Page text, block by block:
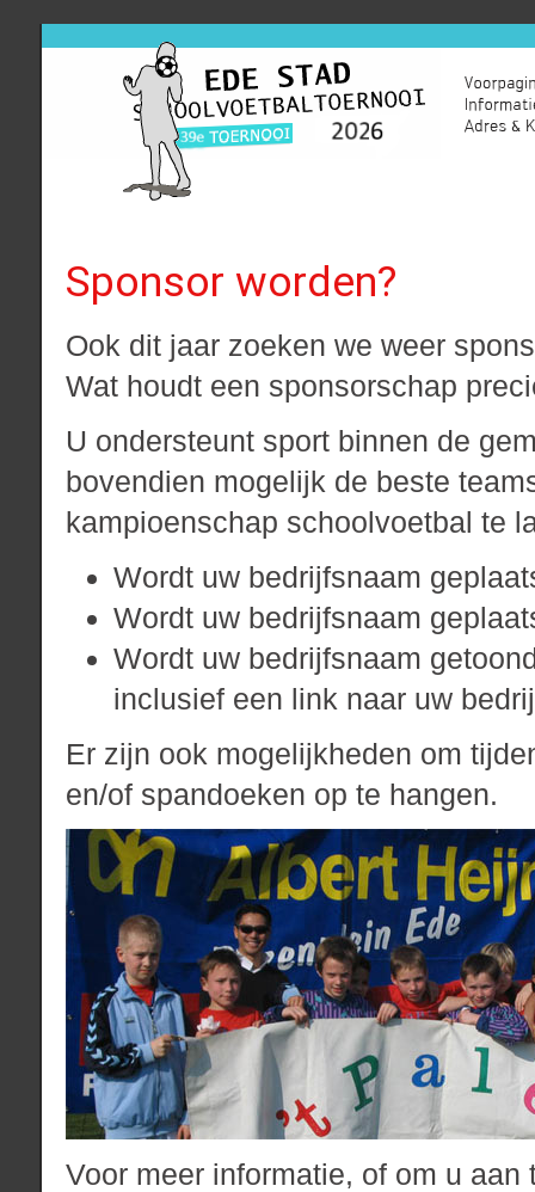
Sponsor worden?
Ook dit jaar zoeken we weer
Wat houdt een sponsorschap
U ondersteunt sport binnen de
bovendien mogelijk de beste
kampioenschap schoolvoetbal te
Wordt uw bedrijfsnaam
Wordt uw bedrijfsnaam
Wordt uw bedrijfsnaam
inclusief een link naar uw
Er zijn ook mogelijkheden om
en/of spandoeken op te hangen.
Voor meer informatie, of om u